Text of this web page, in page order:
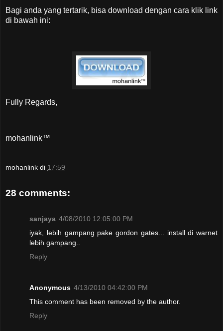
Bagi anda yang tertarik, bisa download dengan cara klik link
di bawah ini:
Fully Regards,
mohanlink™
mohanlink di 17:59
28 comments:
sanjaya 4/08/2010 12:05:00 PM
iyak, lebih gampang pake gordon gates... install di warnet
lebih gampang..
Reply
Anonymous 4/13/2010 04:42:00 PM
This comment has been removed by the author.
Reply